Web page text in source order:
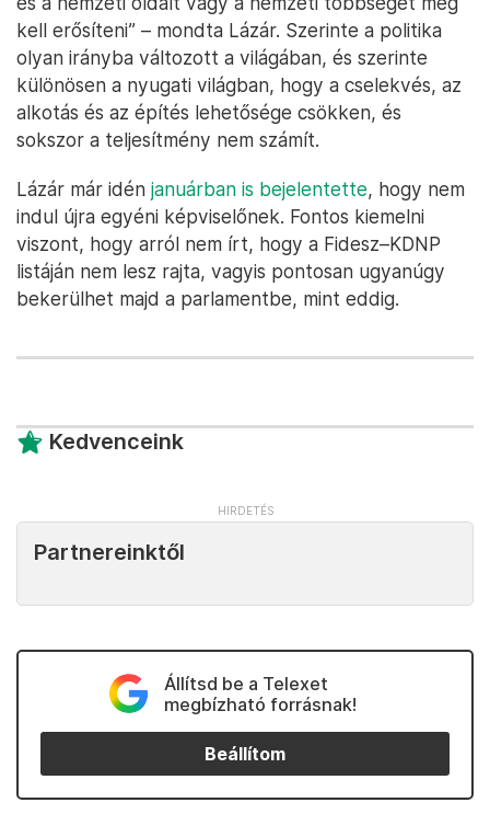
kell erősíteni” – mondta Lázár. Szerinte a politika
olyan irányba változott a világában, és szerinte
különösen a nyugati világban, hogy a cselekvés, az
alkotás és az építés lehetősége csökken, és
sokszor a teljesítmény nem számít.
Lázár már idén januárban is bejelentette, hogy nem
indul újra egyéni képviselőnek. Fontos kiemelni
viszont, hogy arról nem írt, hogy a Fidesz–KDNP
listáján nem lesz rajta, vagyis pontosan ugyanúgy
bekerülhet majd a parlamentbe, mint eddig.
Kedvenceink
Partnereinktől
Állítsd be a Telexet
megbízható forrásnak!
Beállítom